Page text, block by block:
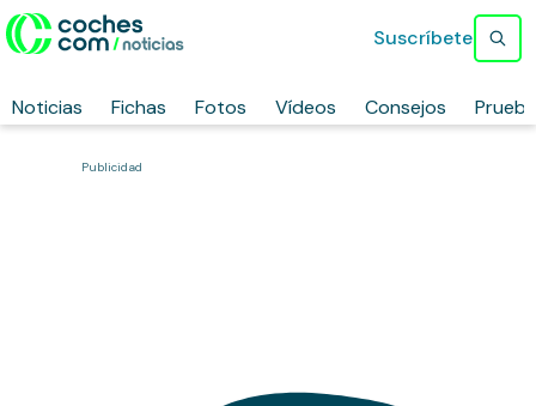
Noticias Fichas Fotos Vídeos Consejos
Suscríbete
Publicidad